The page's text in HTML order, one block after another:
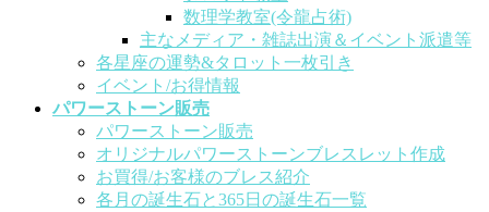
数理学教室(令龍占術)
主なメディア・雑誌出演＆イベント派遣等
各星座の運勢&タロット一枚引き
イベント/お得情報
パワーストーン販売
パワーストーン販売
オリジナルパワーストーンブレスレット作成
お買得/お客様のブレス紹介
各月の誕生石と365日の誕生石一覧